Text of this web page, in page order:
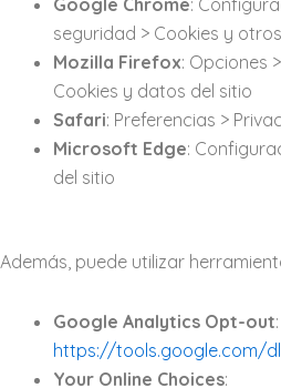
Google Chrome:
seguridad > Cookies y
Mozilla Firefox: Opciones
Cookies y datos del sitio
Safari: Preferencias >
Microsoft Edge:
del sitio
Además, puede utilizar
Google Analytics Opt-out:
https://tools.google.com/
Your Online Choices: